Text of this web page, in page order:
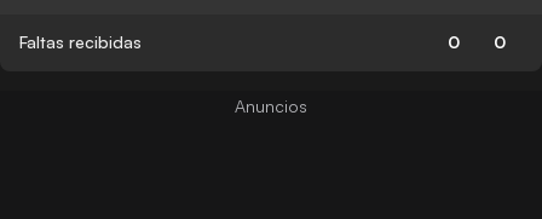
Faltas recibidas 0 0